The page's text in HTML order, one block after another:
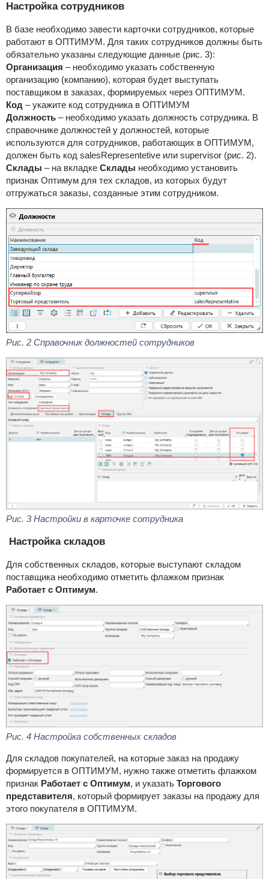
Настройка сотрудников
В базе необходимо завести карточки сотрудников, которые
работают в ОПТИМУМ. Для таких сотрудников должны быть
обязательно указаны следующие данные (рис. 3):
Организация – необходимо указать собственную
организацию (компанию), которая будет выступать
поставщиком в заказах, формируемых через ОПТИМУМ.
Код – укажите код сотрудника в ОПТИМУМ
Должность – необходимо указать должность сотрудника. В
справочнике должностей у должностей, которые
используются для сотрудников, работающих в ОПТИМУМ,
должен быть код salesRepresentetive или supervisor (рис. 2).
Склады – на вкладке Склады необходимо установить
признак Оптимум для тех складов, из которых будут
отгружаться заказы, созданные этим сотрудником.
Рис. 2 Справочник должностей сотрудников
Рис. 3 Настройки в карточке сотрудника
Настройка складов
Для собственных складов, которые выступают складом
поставщика необходимо отметить флажком признак
Работает с Оптимум.
Рис. 4 Настройка собственных складов
Для складов покупателей, на которые заказ на продажу
формируется в ОПТИМУМ, нужно также отметить флажком
признак Работает с Оптимум, и указать Торгового
представителя, который формирует заказы на продажу для
этого покупателя в ОПТИМУМ.